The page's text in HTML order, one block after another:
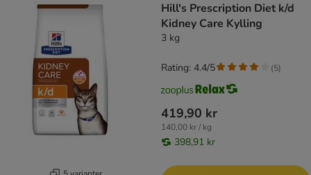
Hill's Prescription Diet k/d
Kidney Care Kylling
3 kg
419,90 kr
140,00 kr / kg
398,91 kr
Rating: 4.4/5 (5)